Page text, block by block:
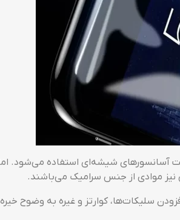
موادی از جنس سرامیک می‌باشند.
افزودن سلیکات‌ها، کوارتز و غیره به